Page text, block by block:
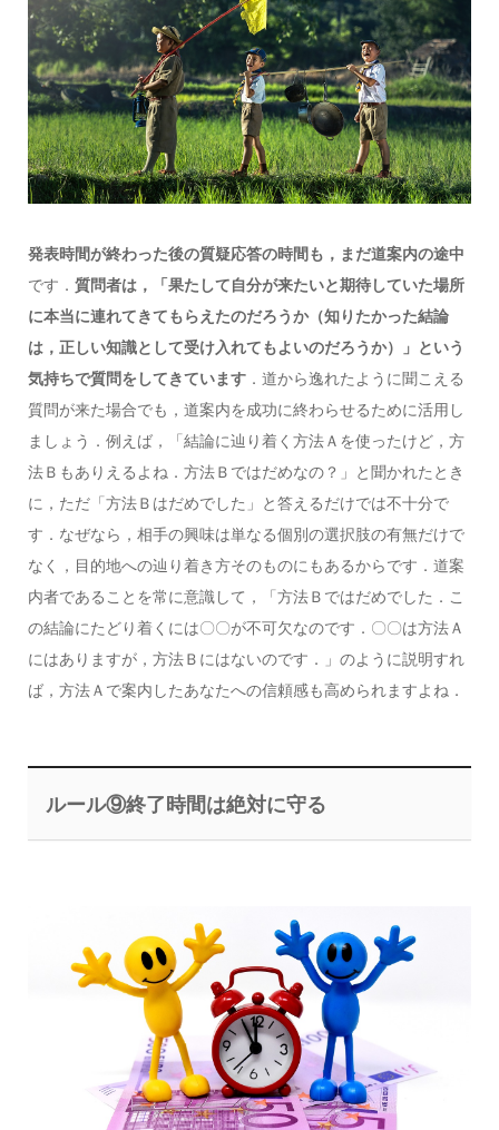
発表時間が終わった後の質疑応答の時間も，まだ道案内の途中
です． 質問者は，「果たして自分が来たいと期待していた場所
に本当に連れてきてもらえたのだろうか（知りたかった結論
は，正しい知識として受け入れてもよいのだろうか）」という
気持ちで質問をしてきています．道から逸れたように聞こえる
質問が来た場合でも，道案内を成功に終わらせるために活用し
ましょう．例えば，「結論に辿り着く方法Ａを使ったけど，方
法Ｂもありえるよね．方法Ｂではだめなの？」と聞かれたとき
に，ただ「方法Ｂはだめでした」と答えるだけでは不十分で
す．なぜなら，相手の興味は単なる個別の選択肢の有無だけで
なく，目的地への辿り着き方そのものにもあるからです．道案
内者であることを常に意識して，「方法Ｂではだめでした．こ
の結論にたどり着くには〇〇が不可欠なのです．〇〇は方法Ａ
にはありますが，方法Ｂにはないのです．」のように説明すれ
ば，方法Ａで案内したあなたへの信頼感も高められますよね．
ルール⑨終了時間は絶対に守る